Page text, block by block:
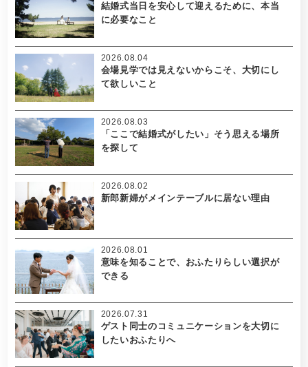
結婚式当日を安心して迎えるために、本当
に必要なこと
会場見学では見えないからこそ、大切にし
て欲しいこと
2026.08.04
「ここで結婚式がしたい」そう思える場所
を探して
2026.08.03
新郎新婦がメインテーブルに居ない理由
2026.08.02
意味を知ることで、おふたりらしい選択が
できる
2026.08.01
ゲスト同士のコミュニケーションを大切に
したいおふたりへ
2026.07.31